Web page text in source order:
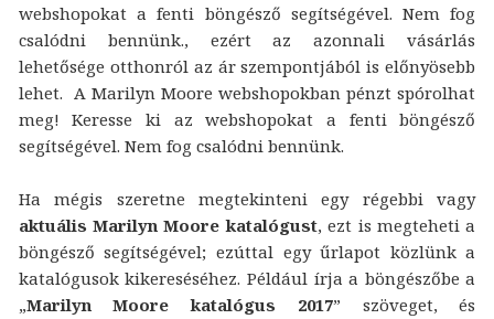
webshopokat a fenti böngésző segítségével. Nem fog
csalódni bennünk., ezért az azonnali vásárlás
lehetősége otthonról az ár szempontjából is előnyösebb
lehet. A Marilyn Moore webshopokban pénzt spórolhat
meg! Keresse ki az webshopokat a fenti böngésző
segítségével. Nem fog csalódni bennünk.
Ha mégis szeretne megtekinteni egy régebbi vagy
aktuális Marilyn Moore katalógust, ezt is megteheti a
böngésző segítségével; ezúttal egy űrlapot közlünk a
katalógusok kikereséséhez. Például írja a böngészőbe a
„Marilyn Moore katalógus 2017” szöveget, és